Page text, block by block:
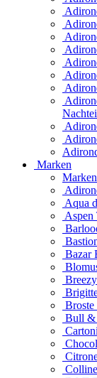
Marken
Aqua
Aspen
Bazar
Broste
Bull &